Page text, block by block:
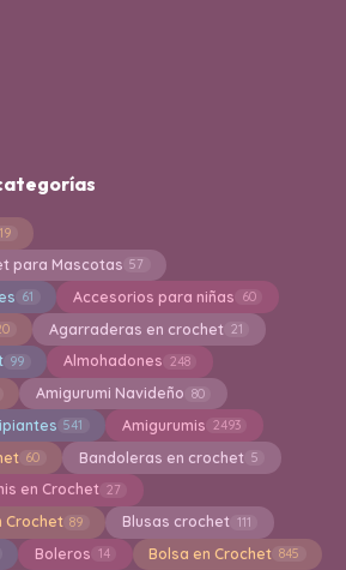
para Mascotas 57
61 Accesorios para niñas 60
Agarraderas en crochet 21
99 Almohadones 248
Amigurumi Navideño 80
541 Amigurumis 2493
60 Bandoleras en crochet 5
en Crochet 27
Crochet 89 Blusas crochet 111
Boleros 14 Bolsa en Crochet 845